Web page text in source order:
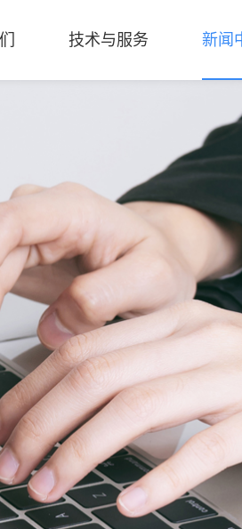
技术与服务 新闻